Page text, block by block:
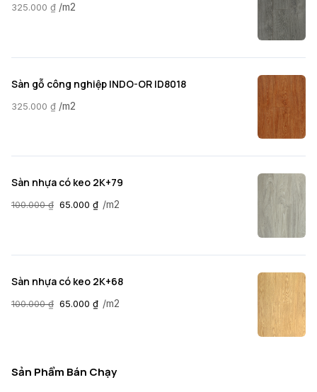
325.000 ₫ /m2
Sàn gỗ công nghiệp INDO-OR ID8018
325.000 ₫ /m2
Sàn nhựa có keo 2K+79
100.000₫ 65.000 ₫ /m2
Sàn nhựa có keo 2K+68
100.000₫ 65.000 ₫ /m2
Sản Phẩm Bán Chạy